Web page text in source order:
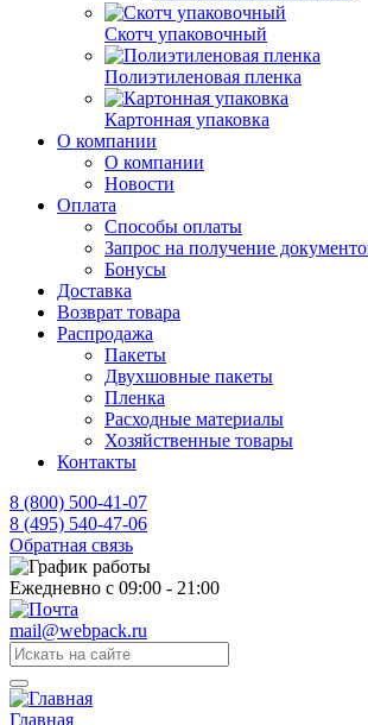
Скотч упаковочный
Полиэтиленовая пленка
Картонная упаковка
О компании
О компании
Новости
Оплата
Способы оплаты
Запрос на получение
Бонусы
Доставка
Возврат товара
Распродажа
Пакеты
Двухшовные пакеты
Пленка
Расходные материалы
Хозяйственные товары
Контакты
8 (800) 500-41-07
8 (495) 540-47-06
Обратная связь
Ежедневно с 09:00 - 21:00
mail@webpack.ru
Главная